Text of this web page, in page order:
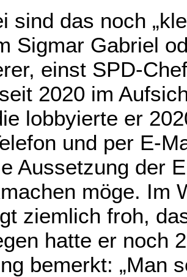
sind das noch
Sigmar Gabriel
einst SPD-
2020 im
lobbyierte er
und per E-
Aussetzung der
möge. Im
ziemlich froh,
hatte er noch
bemerkt: „Man